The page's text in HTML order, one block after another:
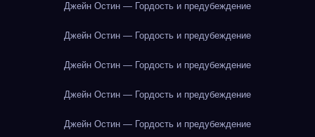
Джейн Остин — Гордость и предубеждение
Джейн Остин — Гордость и предубеждение
Джейн Остин — Гордость и предубеждение
Джейн Остин — Гордость и предубеждение
Джейн Остин — Гордость и предубеждение